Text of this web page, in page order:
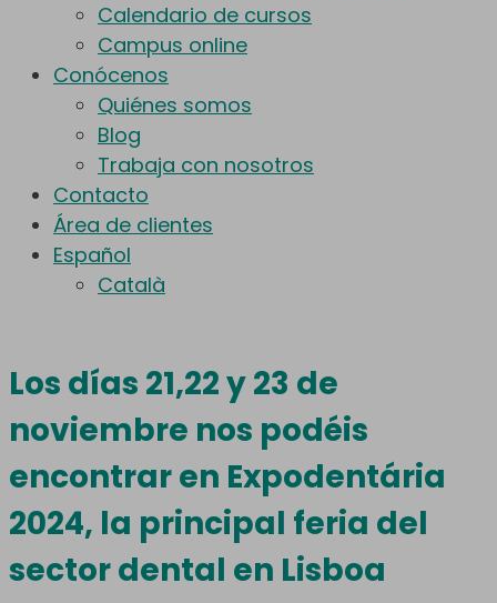
Calendario de cursos
Campus online
Conócenos
Quiénes somos
Blog
Trabaja con nosotros
Contacto
Área de clientes
Español
Català
Los días 21,22 y 23 de
noviembre nos podéis
encontrar en Expodentária
2024, la principal feria del
sector dental en Lisboa